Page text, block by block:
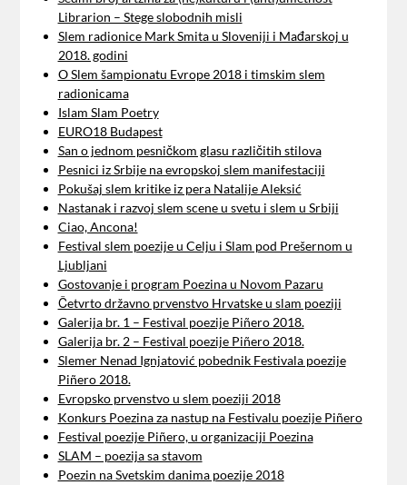
Librarion – Stege slobodnih misli
Slem radionice Mark Smita u Sloveniji i Mađarskoj u
2018. godini
O Slem šampionatu Evrope 2018 i timskim slem
radionicama
Islam Slam Poetry
EURO18 Budapest
San o jednom pesničkom glasu različitih stilova
Pesnici iz Srbije na evropskoj slem manifestaciji
Pokušaj slem kritike iz pera Natalije Aleksić
Nastanak i razvoj slem scene u svetu i slem u Srbiji
Ciao, Ancona!
Festival slem poezije u Celju i Slam pod Prešernom u
Ljubljani
Gostovanje i program Poezina u Novom Pazaru
Četvrto državno prvenstvo Hrvatske u slam poeziji
Galerija br. 1 – Festival poezije Piñero 2018.
Galerija br. 2 – Festival poezije Piñero 2018.
Slemer Nenad Ignjatović pobednik Festivala poezije
Piñero 2018.
Evropsko prvenstvo u slem poeziji 2018
Konkurs Poezina za nastup na Festivalu poezije Piñero
Festival poezije Piñero, u organizaciji Poezina
SLAM – poezija sa stavom
Poezin na Svetskim danima poezije 2018